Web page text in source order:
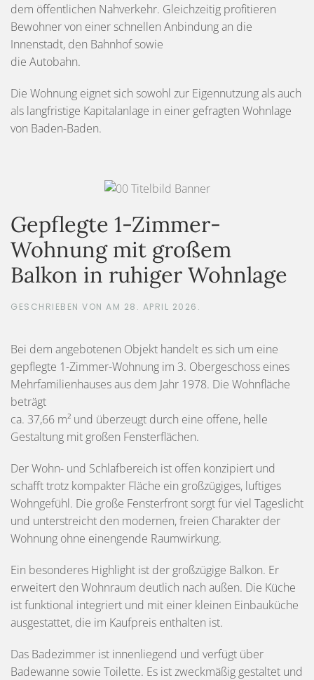
dem öffentlichen Nahverkehr. Gleichzeitig profitieren
Bewohner von einer schnellen Anbindung an die
Innenstadt, den Bahnhof sowie
die Autobahn.
Die Wohnung eignet sich sowohl zur Eigennutzung als auch
als langfristige Kapitalanlage in einer gefragten Wohnlage
von Baden-Baden.
Gepflegte 1-Zimmer-
Wohnung mit großem
Balkon in ruhiger Wohnlage
GESCHRIEBEN VON AM 28. APRIL 2026 .
Bei dem angebotenen Objekt handelt es sich um eine
gepflegte 1-Zimmer-Wohnung im 3. Obergeschoss eines
Mehrfamilienhauses aus dem Jahr 1978. Die Wohnfläche
beträgt
ca. 37,66 m² und überzeugt durch eine offene, helle
Gestaltung mit großen Fensterflächen.
Der Wohn- und Schlafbereich ist offen konzipiert und
schafft trotz kompakter Fläche ein großzügiges, luftiges
Wohngefühl. Die große Fensterfront sorgt für viel Tageslicht
und unterstreicht den modernen, freien Charakter der
Wohnung ohne einengende Raumwirkung.
Ein besonderes Highlight ist der großzügige Balkon. Er
erweitert den Wohnraum deutlich nach außen. Die Küche
ist funktional integriert und mit einer kleinen Einbauküche
ausgestattet, die im Kaufpreis enthalten ist.
Das Badezimmer ist innenliegend und verfügt über
Badewanne sowie Toilette. Es ist zweckmäßig gestaltet und